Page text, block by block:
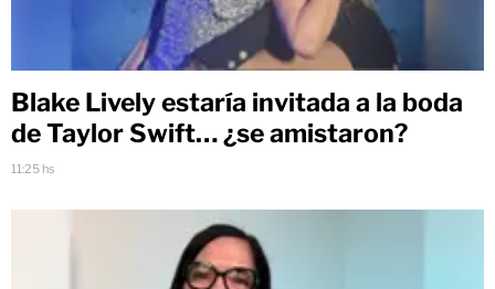
Blake Lively estaría invitada a la boda
de Taylor Swift… ¿se amistaron?
11:25 hs